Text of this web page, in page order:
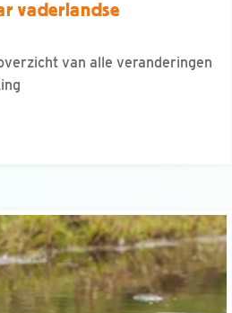
vaderlandse
van alle veranderingen